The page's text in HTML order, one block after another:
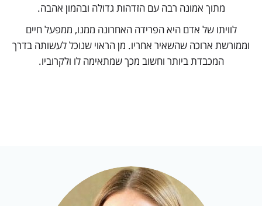
מתוך אמונה רבה עם הזדהות גדולה ובהמון אהבה.
לוויתו של אדם היא הפרידה האחרונה ממנו, ממפעל חיים
וממורשת ארוכה שהשאיר אחריו. מן הראוי שנוכל לעשותה בדרך
המכבדת ביותר וחשוב מכך שמתאימה לו ולקרוביו.